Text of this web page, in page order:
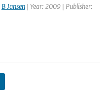
B Jansen | Year: 2009 | Publisher: